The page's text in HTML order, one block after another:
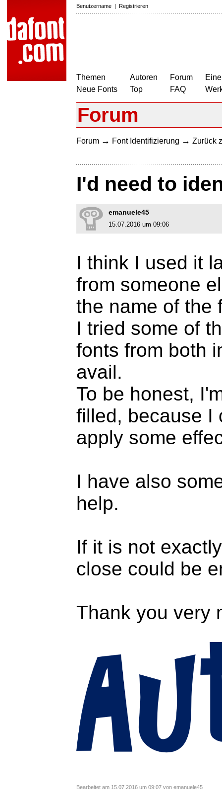
Benutzername | Registrieren
Themen
Neue Fonts
Autoren
Top
Forum
FAQ
Forum
Forum → Font Identifizierung → Zurück
I'd need to
emanuele45
15.07.2016 um 09:06
I think I used it
from someone
the name of the
I tried some of
fonts from both
avail.
To be honest,
filled, because I
apply some
I have also
help.
If it is not
close could be
Thank you very
Bearbeitet am 15.07.2016 um 09:07 von emanuele45